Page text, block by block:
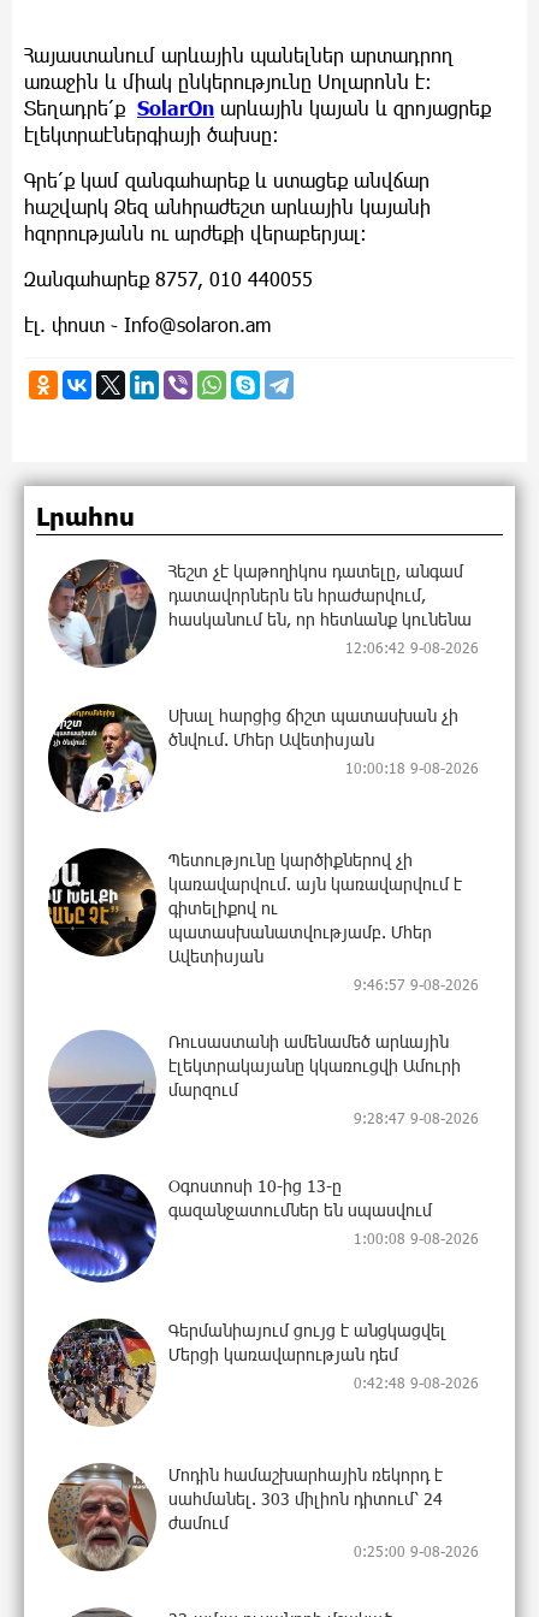
Հայաստանում արևային պանելներ արտադրող
առաջին և միակ ընկերությունը Սոլարոնն է։
Տեղադրե՛ք SolarOn արևային կայան և զրոյացրեք
էլեկտրաէներգիայի ծախսը։
Գրե՛ք կամ զանգահարեք և ստացեք անվճար
հաշվարկ Ձեզ անհրաժեշտ արևային կայանի
հզորությանն ու արժեքի վերաբերյալ։
Զանգահարեք 8757, 010 440055
էլ. փոստ ֊ Info@solaron.am
Լրահոս
Հեշտ չէ կաթողիկոս դատելը, անգամ
դատավորներն են հրաժարվում,
հասկանում են, որ հետևանք կունենա
12:06:42 9-08-2026
Սխալ հարցից ճիշտ պատասխան չի
ծնվում. Մհեր Ավետիսյան
10:00:18 9-08-2026
Պետությունը կարծիքներով չի
կառավարվում. այն կառավարվում է
գիտելիքով ու
պատասխանատվությամբ. Մհեր
Ավետիսյան
9:46:57 9-08-2026
Ռուսաստանի ամենամեծ արևային
էլեկտրակայանը կկառուցվի Ամուրի
մարզում
9:28:47 9-08-2026
Օգոստոսի 10-ից 13-ը
գազանջատումներ են սպասվում
1:00:08 9-08-2026
Գերմանիայում ցույց է անցկացվել
Մերցի կառավարության դեմ
0:42:48 9-08-2026
Մոդին համաշխարհային ռեկորդ է
սահմանել. 303 միլիոն դիտում՝ 24
ժամում
0:25:00 9-08-2026